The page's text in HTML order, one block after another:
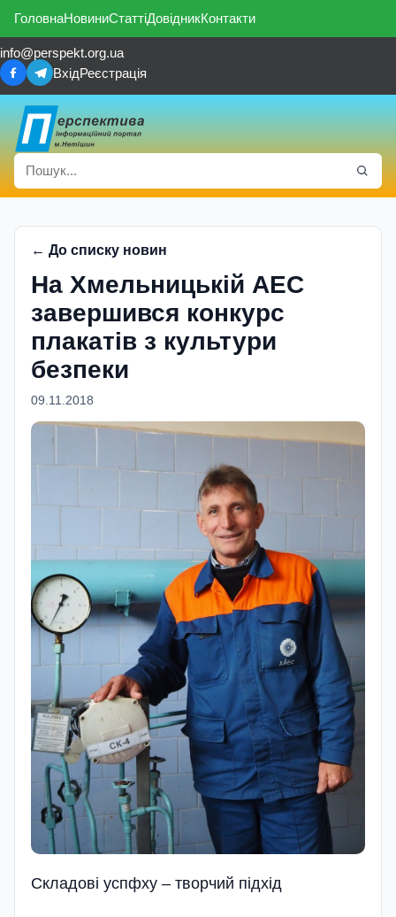
ГоловнаНовиниСтаттіДовідникКонтакти
info@perspekt.org.ua
ВхідРеєстрація
← До списку новин
На Хмельницькій АЕС
завершився конкурс
плакатів з культури
безпеки
09.11.2018
Складові успфху – творчий підхід